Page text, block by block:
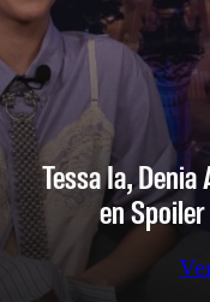
Tessa Ia,
en